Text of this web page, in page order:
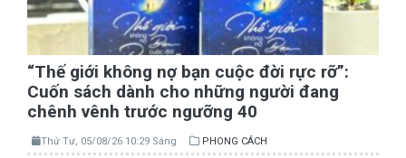
“Thế giới không nợ bạn cuộc đời rực rỡ”:
Cuốn sách dành cho những người đang
chênh vênh trước ngưỡng 40
Thứ Tư, 05/08/26 10:29 Sáng PHONG CÁCH